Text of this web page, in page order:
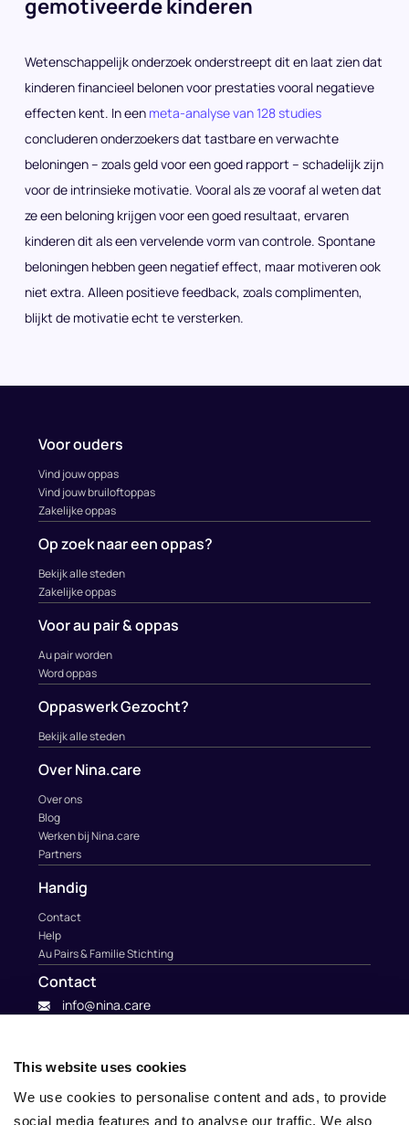
This website uses cookies
We use cookies to personalise content and ads, to provide
social media features and to analyse our traffic. We also
gemotiveerde kinderen
Wetenschappelijk onderzoek onderstreept dit en laat zien dat
kinderen financieel belonen voor prestaties vooral negatieve
effecten kent. In een meta-analyse van 128 studies
concluderen onderzoekers dat tastbare en verwachte
beloningen – zoals geld voor een goed rapport – schadelijk zijn
voor de intrinsieke motivatie. Vooral als ze vooraf al weten dat
ze een beloning krijgen voor een goed resultaat, ervaren
kinderen dit als een vervelende vorm van controle. Spontane
beloningen hebben geen negatief effect, maar motiveren ook
niet extra. Alleen positieve feedback, zoals complimenten,
blijkt de motivatie echt te versterken.
Voor ouders
Vind jouw oppas
Vind jouw bruiloftoppas
Zakelijke oppas
Op zoek naar een oppas?
Bekijk alle steden
Zakelijke oppas
Voor au pair & oppas
Au pair worden
Word oppas
Oppaswerk Gezocht?
Bekijk alle steden
Over Nina.care
Over ons
Blog
Werken bij Nina.care
Partners
Handig
Contact
Help
Au Pairs & Familie Stichting
Contact
info@nina.care